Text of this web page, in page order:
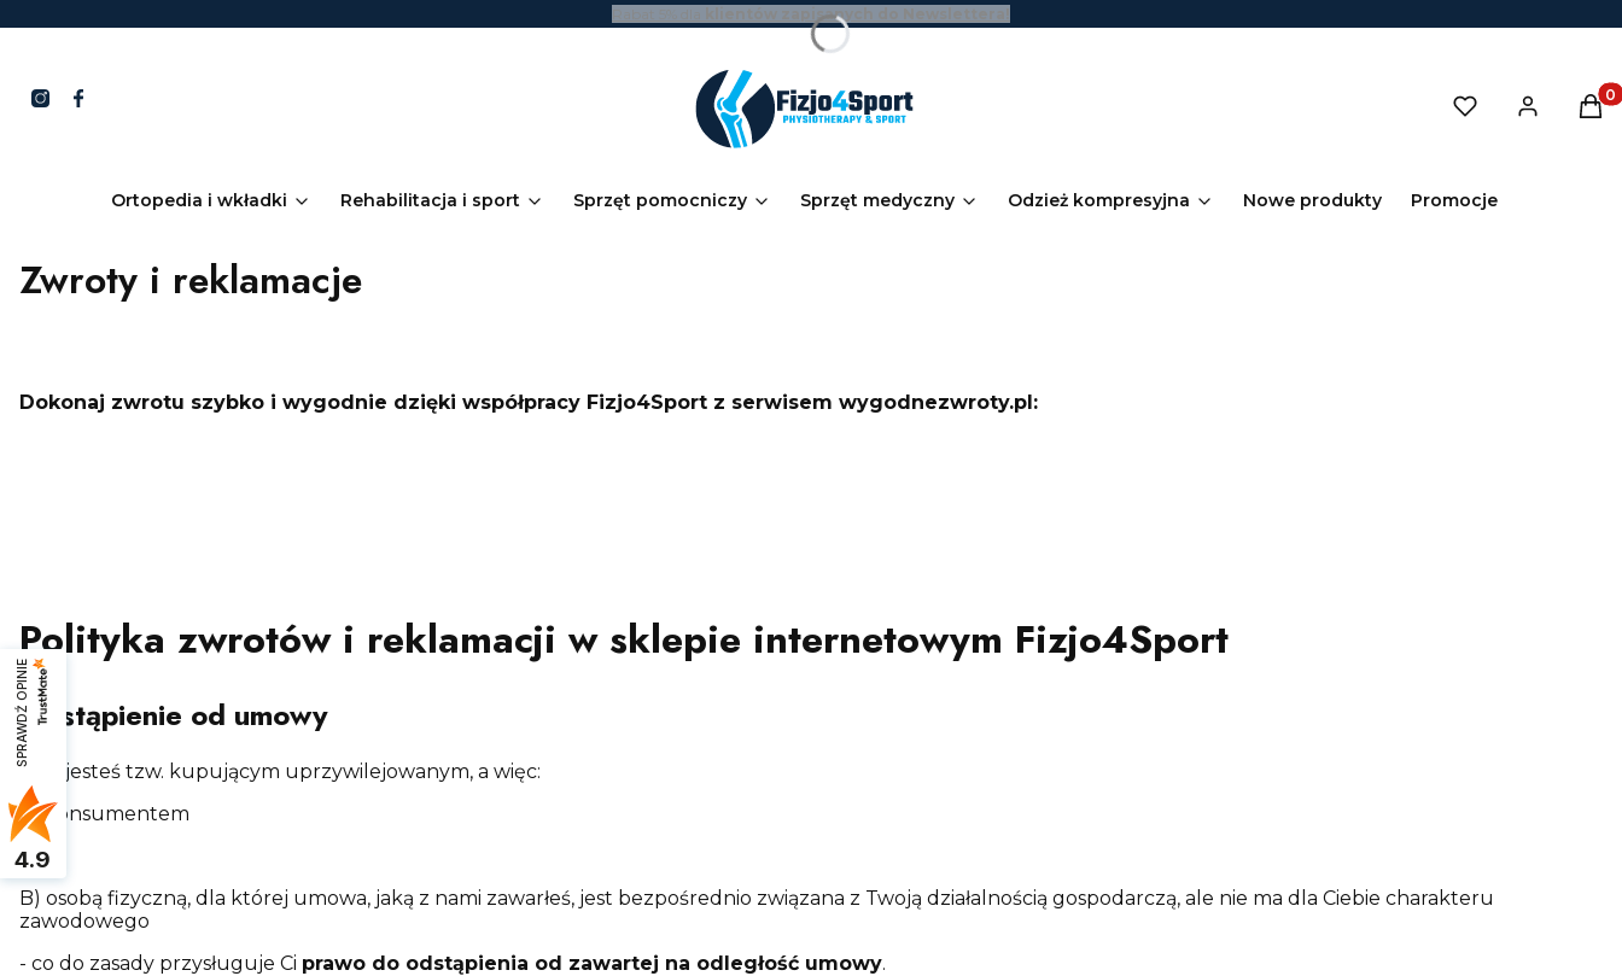
klientów zapisanych do Newslettera!
Ortopedia i wkładki Rehabilitacja i sport Sprzęt pomocniczy Sprzęt medyczny Odzież kompresyjna Nowe produkty Promocje
Zwroty i reklamacje
Dokonaj zwrotu szybko i wygodnie dzięki współpracy Fizjo4Sport z serwisem wygodnezwroty.pl:
Polityka zwrotów i reklamacji w sklepie internetowym Fizjo4Sport
Odstąpienie od umowy
Jeśli jesteś tzw. kupującym uprzywilejowanym, a więc:
A) konsumentem
albo
B) osobą fizyczną, dla której umowa, jaką z nami zawarłeś, jest bezpośrednio związana z Twoją działalnością gospodarczą, ale nie ma dla Ciebie charakteru
zawodowego
- co do zasady przysługuje Ci prawo do odstąpienia od zawartej na odległość umowy.
SPRAWDŹ OPINIE
4.9